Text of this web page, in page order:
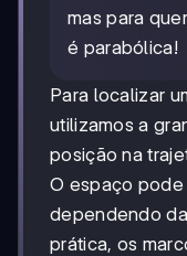
mas para
é parabólica!
Para localizar
utilizamos a
posição na
O espaço
dependendo
prática, os